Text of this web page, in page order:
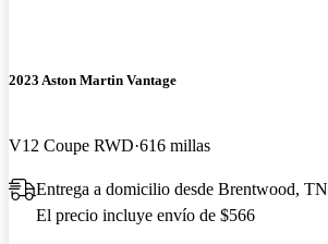
2023 Aston Martin Vantage
V12 Coupe RWD 616 millas
Entrega a domicilio desde Brentwood, TN
El precio incluye envío de $566